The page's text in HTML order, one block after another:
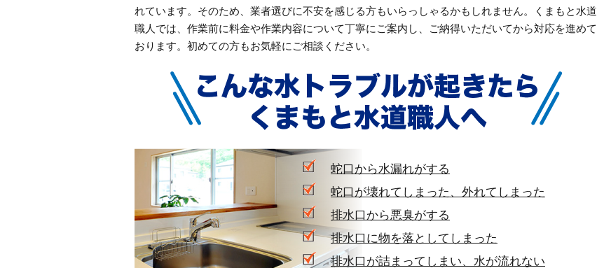
れています。そのため、業者選びに不安を感じる方もいらっしゃるかもしれません。くまもと水道
職人では、作業前に料金や作業内容について丁寧にご案内し、ご納得いただいてから対応を進めて
おります。初めての方もお気軽にご相談ください。
蛇口から水漏れがする
蛇口が壊れてしまった、外れてしまった
排水口から悪臭がする
排水口に物を落としてしまった
排水口が詰まってしまい、水が流れない